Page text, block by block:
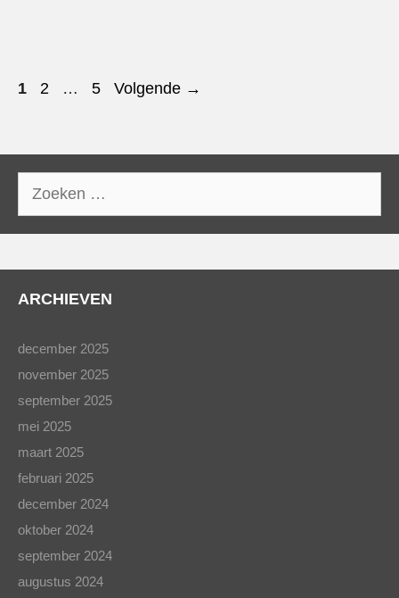
Pagina
1 Pagina
2 … Pagina
5 Volgende →
naar:
ARCHIEVEN
december 2025
november 2025
september 2025
mei 2025
maart 2025
februari 2025
december 2024
oktober 2024
september 2024
augustus 2024